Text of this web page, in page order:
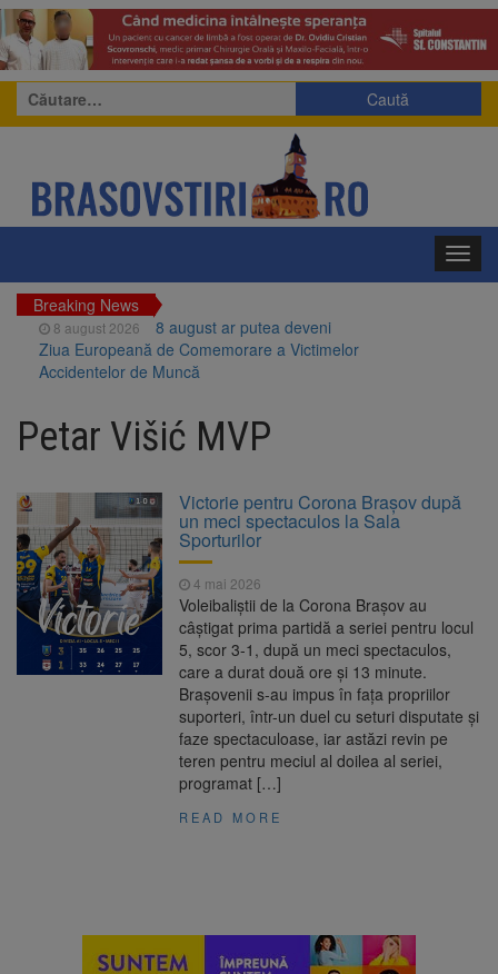
Caută
după:
Breaking News
8 august 2026
8 august ar putea deveni
Ziua Europeană de Comemorare a Victimelor
Accidentelor de Muncă
fostului complex Duplex 91, de lângă Piața
Star
Nivelul Dunării a început să crească
8 august 2026
Asociația Română pentru
Iluminat cere reducerea luminii pe timpul
nopții, nu oprirea iluminatului public
7 august 2026
Trafic blocat pe DN1E Brașov
– Poiana Brașov după un accident. Două
persoane primesc îngrijiri medicale
8 august 2026
Se schimbă examenul de
medic specialist. Subiecte unice în toată țara,
aceeași oră și același barem
Petar Višić MVP
Victorie pentru Corona Brașov după
un meci spectaculos la Sala
Sporturilor
4 mai 2026
Voleibaliștii de la Corona Brașov au
câștigat prima partidă a seriei pentru locul
5, scor 3-1, după un meci spectaculos,
care a durat două ore și 13 minute.
Brașovenii s-au impus în fața propriilor
suporteri, într-un duel cu seturi disputate și
faze spectaculoase, iar astăzi revin pe
teren pentru meciul al doilea al seriei,
programat […]
READ MORE